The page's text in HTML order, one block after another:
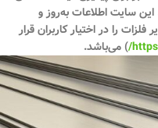
این سایت اطلاعات به‌روز و
را در اختیار کاربران قرار
) می‌باشد.